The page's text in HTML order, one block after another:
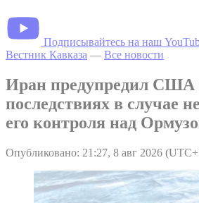
Подписывайтесь на наш
Вестник Кавказа — Все новости
Иран предупредил США
последствиях в случае
его контроля над
Опубликовано: 21:27, 8 авг 2026